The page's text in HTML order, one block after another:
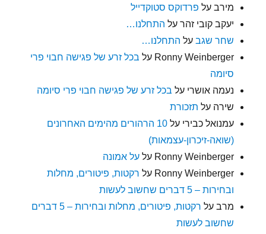
מירב על פרדוקס סטוקדייל
יעקב קובי זהר על התחלנו…
שחר שגב על התחלנו…
Ronny Weinberger על בכל זרע של פגישה חבוי פרי
סיומה
נעמה אושרי על בכל זרע של פגישה חבוי פרי סיומה
שירה על תזכורת
עמנואל כבירי על
10 הרהורים מהימים האחרונים
(שואה-זיכרון-עצמאות)
Ronny Weinberger עלעל אמונה
Ronny Weinberger על רקטות, פיטורים, מחלות
ובחירות – 5 דברים שחשוב לעשות
מרב על
רקטות, פיטורים, מחלות ובחירות – 5 דברים
שחשוב לעשות